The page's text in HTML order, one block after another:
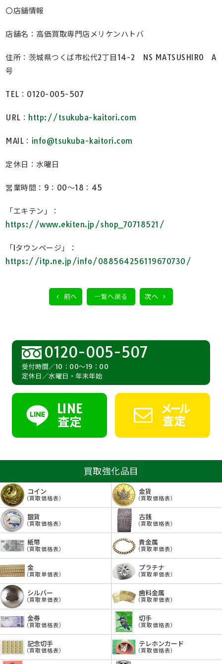
〇店舗情報
店舗名：高価買取専門店メリケンハトバ
住所：茨城県つくば市松代2丁目14-2 NS MATSUSHIRO A
号
TEL：0120-005-507
URL： http://tsukuba-kaitori.com
MAIL： info@tsukuba-kaitori.com
定休日：水曜日
営業時間：9：00～18：45
「エキテン」：
https://www.ekiten.jp/shop_70718521/
「Iタウンページ」：
https://itp.ne.jp/info/088564256119670730/
前へ 一覧へ戻る 次へ
0120-005-507
受付時間／10：00～19：00
定休日／水曜日・年末年始
LINE
査定
メール
査定
買取強化品目
コイン
（買取価格表）
金貨
（買取価格表）
銀貨
（買取価格表）
古銭
（買取価格表）
紙幣
（買取価格表）
貴金属
（買取単価表）
金
（買取単価表）
プラチナ
（買取単価表）
シルバー
（買取単価表）
歯科金属
（買取単価表）
金券
（買取価格表）
切手
（買取価格表）
記念切手
（買取価格表）
テレホンカード
（買取価格表）